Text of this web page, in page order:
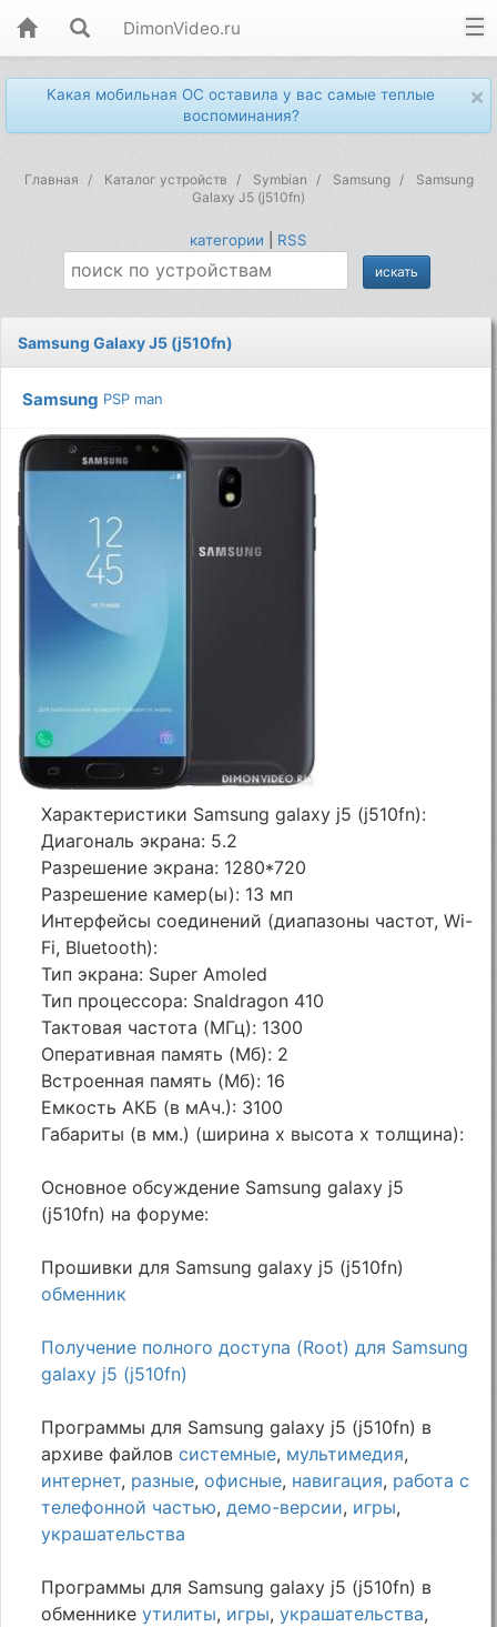
DimonVideo.ru
×
Какая мобильная ОС оставила у вас самые теплые
воспоминания?
Главная Каталог устройств Symbian Samsung
Samsung
Galaxy J5 (j510fn)
категории RSS
Samsung Galaxy J5 (j510fn)
Samsung PSP man
Характеристики Samsung galaxy j5 (j510fn):
Диагональ экрана: 5.2
Разрешение экрана: 1280*720
Разрешение камер(ы): 13 мп
Интерфейсы соединений (диапазоны частот, Wi-
Fi, Bluetooth):
Тип экрана: Super Amoled
Тип процессора: Snaldragon 410
Тактовая частота (МГц): 1300
Оперативная память (Мб): 2
Встроенная память (Мб): 16
Емкость АКБ (в мАч.): 3100
Габариты (в мм.) (ширина х высота х толщина):
Основное обсуждение Samsung galaxy j5
(j510fn) на форуме:
Прошивки для Samsung galaxy j5 (j510fn)
обменник
Получение полного доступа (Root) для Samsung
galaxy j5 (j510fn)
Программы для Samsung galaxy j5 (j510fn) в
архиве файловсистемные, мультимедия,
интернет, разные,офисные, навигация, работа с
телефонной частью,демо-версии, игры,
украшательства
Программы для Samsung galaxy j5 (j510fn) в
обменникеутилиты, игры,украшательства,